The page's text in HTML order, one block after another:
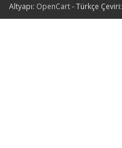
Altyapı: OpenCart- Türkçe Çeviri: